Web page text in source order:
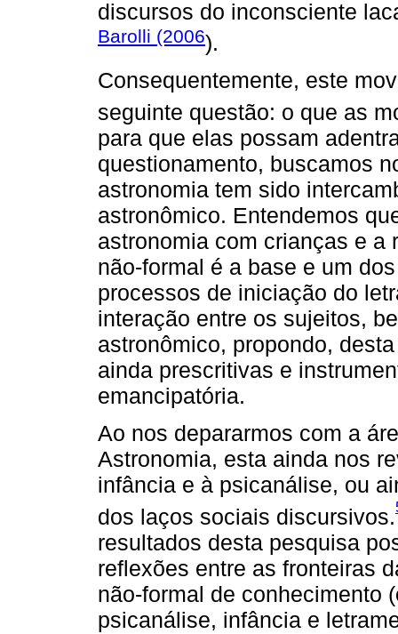
discursos do inconsciente
Barolli (2006).
Consequentemente, este
seguinte questão: o que as
para que elas possam
questionamento, buscamos
astronomia tem sido
astronômico. Entendemos
astronomia com crianças e a
não-formal é a base e um
processos de iniciação do
interação entre os sujeitos,
astronômico, propondo,
ainda prescritivas e
emancipatória.
Ao nos depararmos com a
Astronomia, esta ainda nos
infância e à psicanálise, ou
dos laços sociais discursivos.
resultados desta pesquisa
reflexões entre as fronteiras
não-formal de conhecimento
psicanálise, infância e